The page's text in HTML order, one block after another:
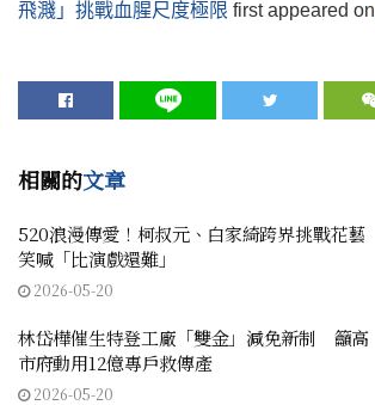
飛濺」挑戰血腥尺度極限 first appeared on
相關的文章
520浪漫傳愛！柯叔元、白家綺跨界挑戰花藝
笑喊「比演戲還難」
2026-05-20
林岱樺催生特登工廠「雙金」減免新制 籲高
市府動用12億專戶救傳產
2026-05-20